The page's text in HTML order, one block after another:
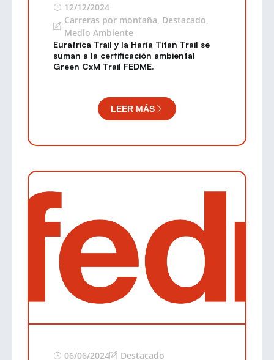
12/12/2024
Carreras por montaña Destacado
Medio Ambiente
Eurafrica Trail y la Haría Titan Trail se
suman a la certificación ambiental
Green CxM Trail FEDME.
LEER MÁS
06/06/2024 Destacado